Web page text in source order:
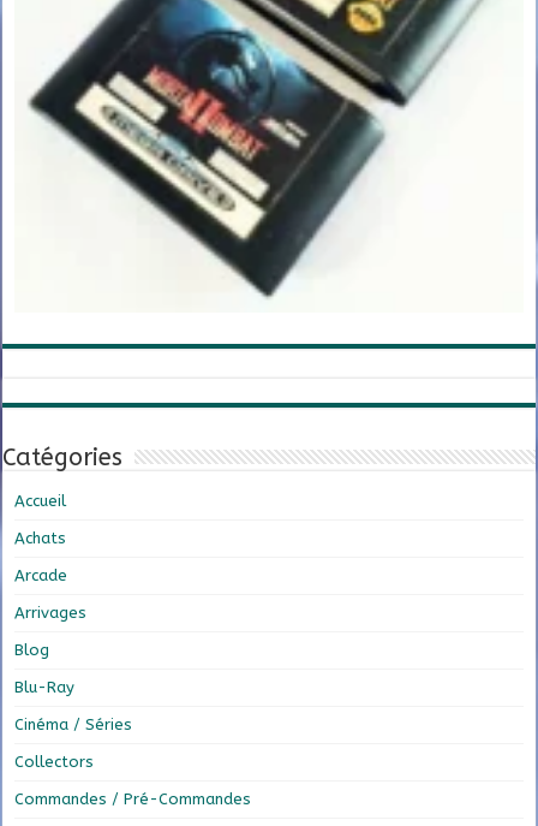
Catégories
Accueil
Achats
Arcade
Arrivages
Blog
Blu-Ray
Cinéma / Séries
Collectors
Commandes / Pré-Commandes